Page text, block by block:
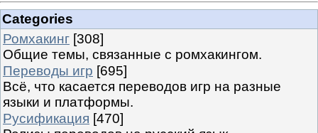
Categories
Ромхакинг [308]
Общие темы, связанные с ромхакингом.
Переводы игр [695]
Всё, что касается переводов игр на разные
языки и платформы.
Русификация [470]